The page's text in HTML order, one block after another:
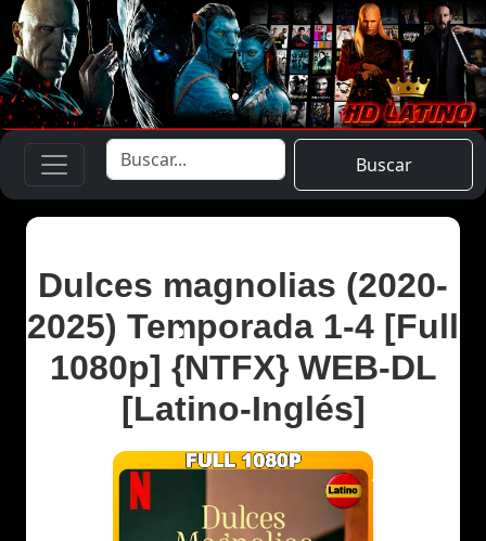
Buscar
Dulces magnolias (2020-
2025) Temporada 1-4 [Full
1080p] {NTFX} WEB-DL
[Latino-Inglés]